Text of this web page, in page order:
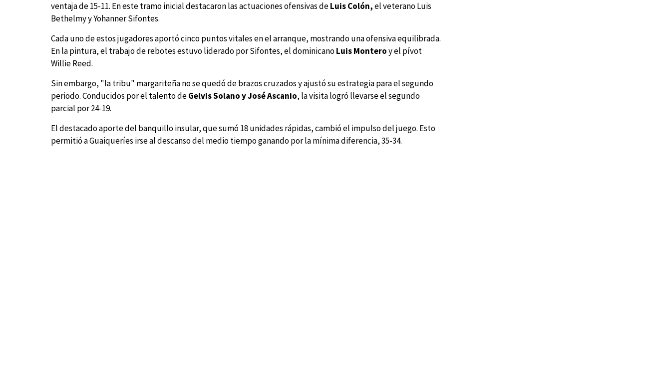
ventaja de 15-11. En este tramo inicial destacaron las actuaciones ofensivas deLuis Colón,el veterano Luis
Bethelmy y Yohanner Sifontes.
Cada uno de estos jugadores aportó cinco puntos vitales en el arranque, mostrando una ofensiva equilibrada.
En la pintura, el trabajo de rebotes estuvo liderado por Sifontes, el dominicanoLuis Monteroy el pívot
Willie Reed.
Sin embargo, "la tribu" margariteña no se quedó de brazos cruzados y ajustó su estrategia para el segundo
periodo. Conducidos por el talento deGelvis Solano y José Ascanio, la visita logró llevarse el segundo
parcial por 24-19.
El destacado aporte del banquillo insular, que sumó 18 unidades rápidas, cambió el impulso del juego. Esto
permitió a Guaiqueríes irse al descanso del medio tiempo ganando por la mínima diferencia, 35-34.